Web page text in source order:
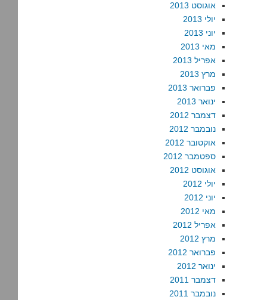
אוגוסט 2013
יולי 2013
יוני 2013
מאי 2013
אפריל 2013
מרץ 2013
פברואר 2013
ינואר 2013
דצמבר 2012
נובמבר 2012
אוקטובר 2012
ספטמבר 2012
אוגוסט 2012
יולי 2012
יוני 2012
מאי 2012
אפריל 2012
מרץ 2012
פברואר 2012
ינואר 2012
דצמבר 2011
נובמבר 2011